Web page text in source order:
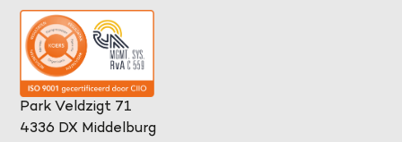
Park Veldzigt 71
4336 DX Middelburg